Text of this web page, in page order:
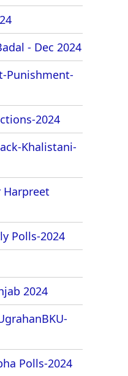
- Dec 2024
Punishment-
2024
Khalistani-
Harpreet
Polls-2024
2024
Polls-2024